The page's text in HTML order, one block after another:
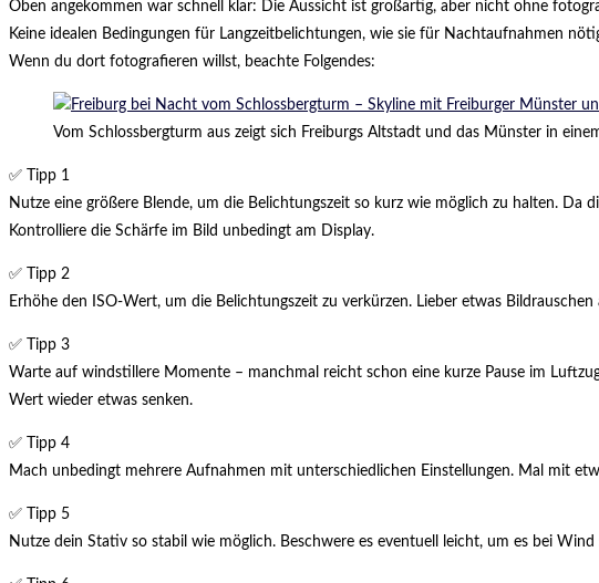
Oben angekommen war schnell klar: Die Aussicht ist großartig, aber nicht ohne
Keine idealen Bedingungen für Langzeitbelichtungen, wie sie für Nachtaufnahmen
Wenn du dort fotografieren willst, beachte Folgendes:
Vom Schlossbergturm aus zeigt sich Freiburgs Altstadt und das Münster in
✅ Tipp 1
Nutze eine größere Blende, um die Belichtungszeit so kurz wie möglich zu halten.
Kontrolliere die Schärfe im Bild unbedingt am Display.
✅ Tipp 2
Erhöhe den ISO-Wert, um die Belichtungszeit zu verkürzen. Lieber etwas Bildrauschen
✅ Tipp 3
Warte auf windstillere Momente – manchmal reicht schon eine kurze Pause im
Wert wieder etwas senken.
✅ Tipp 4
Mach unbedingt mehrere Aufnahmen mit unterschiedlichen Einstellungen. Mal mit
✅ Tipp 5
Nutze dein Stativ so stabil wie möglich. Beschwere es eventuell leicht, um es bei